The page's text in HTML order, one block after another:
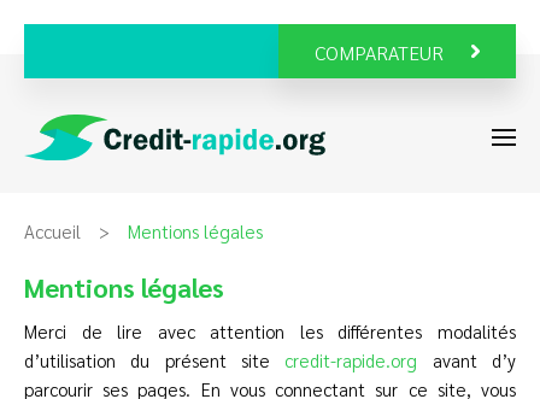
COMPARATEUR
Accueil Mentions légales
Mentions légales
Merci de lire avec attention les différentes modalités
d’utilisation du présent site credit-rapide.org avant d’y
parcourir ses pages. En vous connectant sur ce site, vous